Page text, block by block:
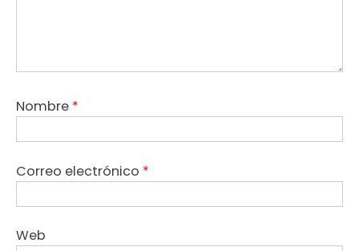
Nombre *
Correo electrónico *
Web